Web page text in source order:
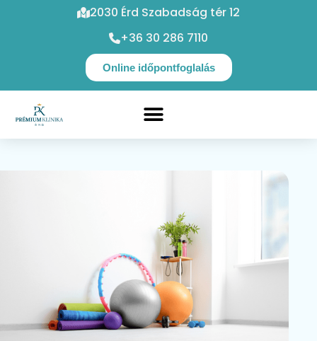
2030 Érd Szabadság tér 12
+36 30 286 7110
Online időpontfoglalás